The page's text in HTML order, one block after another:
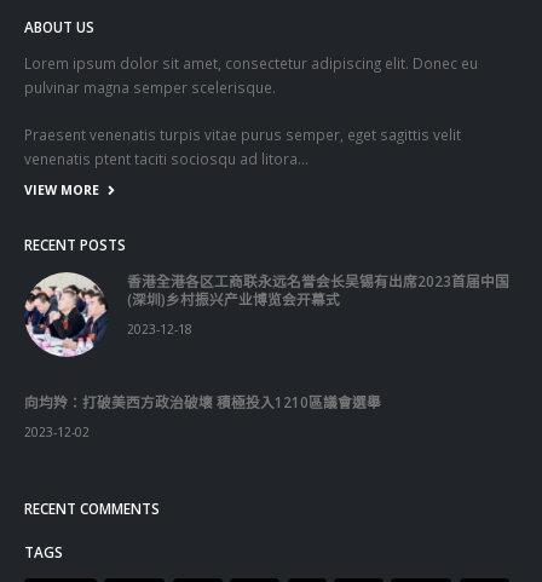
ABOUT US
Lorem ipsum dolor sit amet, consectetur adipiscing elit. Donec eu
pulvinar magna semper scelerisque.
Praesent venenatis turpis vitae purus semper, eget sagittis velit
venenatis ptent taciti sociosqu ad litora…
VIEW MORE
RECENT POSTS
香港全港各区工商联永远名誉会长吴锡有出席2023首届中国
(深圳)乡村振兴产业博览会开幕式
2023-12-18
向均羚：打破美西方政治破壞 積極投入1210區議會選舉
2023-12-02
RECENT COMMENTS
TAGS